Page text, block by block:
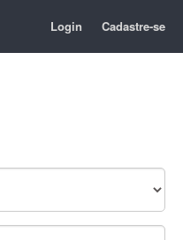
Login Cadastre-se